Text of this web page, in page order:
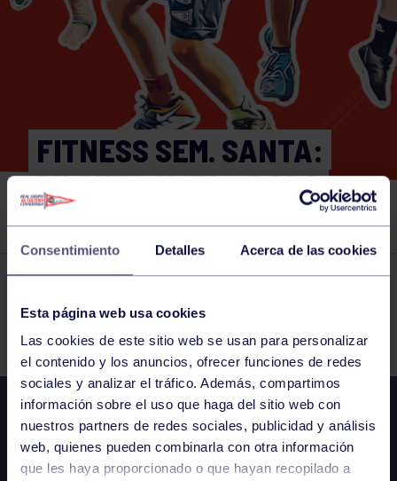
Consentimiento Detalles Acerca de las cookies
Esta página web usa cookies
Las cookies de este sitio web se usan para personalizar
el contenido y los anuncios, ofrecer funciones de redes
sociales y analizar el tráfico. Además, compartimos
información sobre el uso que haga del sitio web con
nuestros partners de redes sociales, publicidad y análisis
web, quienes pueden combinarla con otra información
que les haya proporcionado o que hayan recopilado a
FITNESS SEM. SANTA:
PILATES 19:30 – SALA
MULTIUSOS 1 (PILATES)